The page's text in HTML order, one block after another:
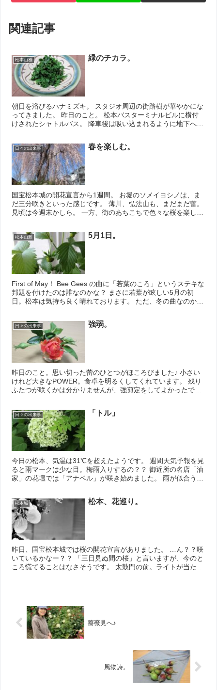
関連記事
松本山雅 緑のチカラ。
朝日を浴びるハナミズキ。 スタジオ周辺の街路樹が華やかにな
ってきました。 昨日のこと。 松本バスターミナルビルに横付
けされたシャトルバス。 降車後は吸い込まれるように地下へ。
日々の出来事 春を楽しむ。
国宝松本城の開花宣言から1週間。 お堀のソメイヨシノは、ま
だ三分咲きといった感じです。 薄川、弘法山も、まだまだ蕾。
見頃は今週末かしら。 一方、街のあちこちで色々な桜を楽しむ
松本山雅 5月1日。
First of May！ Bee Gees の曲に「若葉のころ」というステキな
邦題を付けたのは誰なのかな？ まさに若葉が眩しい5月の初
日。松本は気持ち良く晴れております。 ただ、冬の曲なのか
日々の出来事 強弱。
昨日のこと。思い切った蕾のひとつがほころびました♪ 小さい
けれど大きなPOWER。食卓を明るくしてくれています。 残り
ふたつが咲くかは分かりませんが、強剪定をしてよかったで
日々の出来事 「トル」
今日の松本、気温は31℃を超えたようです。 週間天気予報を見
ると雨マークは少な目。梅雨入りするの？？ 御近所の名店「油
家」の花壇では「アナベル」が咲き始めました。 雨が似合う紫
松本城 松本、花巡り。
昨日、国宝松本城では桜の開花宣言がありました。 …ん？？咲
いているかなー？？ 「三日見ぬ間の桜」と言いますが、今のと
ころ慌てることはなさそうです。 太鼓門の前。ライトが当たる
薔薇見へ♪
風物詩。